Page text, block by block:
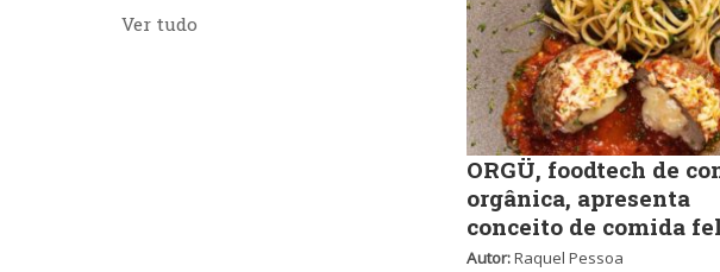
Ver tudo
ORGÜ, foodtech de
orgânica, apresenta
conceito de comida
Autor:Raquel Pessoa